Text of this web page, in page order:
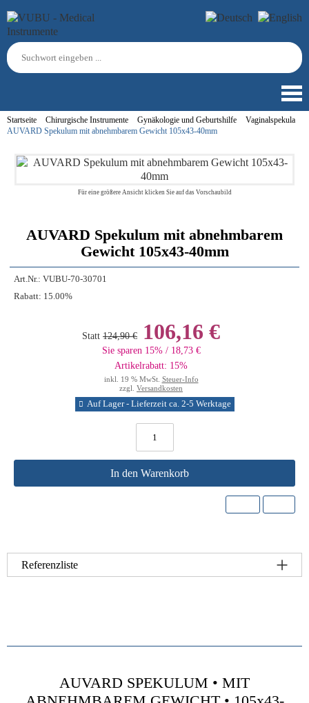
Startseite Chirurgische Instrumente Gynäkologie und Geburtshilfe
Vaginalspekula
AUVARD Spekulum mit abnehmbarem Gewicht 105x43-40mm
Für eine größere Ansicht klicken Sie auf das Vorschaubild
AUVARD Spekulum mit abnehmbarem
Gewicht 105x43-40mm
Art.Nr.: VUBU-70-30701
Rabatt: 15.00%
Statt 124,90 € 106,16 €
Sie sparen 15% / 18,73 €
Artikelrabatt: 15%
inkl. 19 % MwSt. Steuer-Info
zzgl. Versandkosten
Auf Lager - Lieferzeit ca. 2-5 Werktage
In den Warenkorb
Referenzliste
AUVARD SPEKULUM • MIT